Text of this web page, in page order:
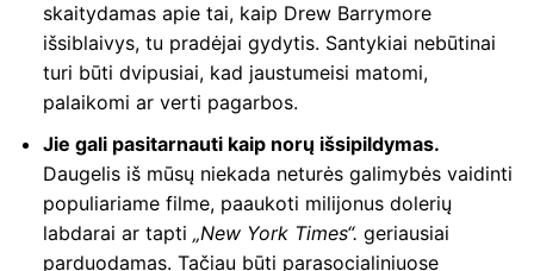
skaitydamas apie tai, kaip Drew Barrymore
išsiblaivys, tu pradėjai gydytis. Santykiai nebūtinai
turi būti dvipusiai, kad jaustumeisi matomi,
palaikomi ar verti pagarbos.
Jie gali pasitarnauti kaip norų išsipildymas.
Daugelis iš mūsų niekada neturės galimybės vaidinti
populiariame filme, paaukoti milijonus dolerių
labdarai ar tapti „New York Times“. geriausiai
parduodamas. Tačiau būti parasocialiniuose